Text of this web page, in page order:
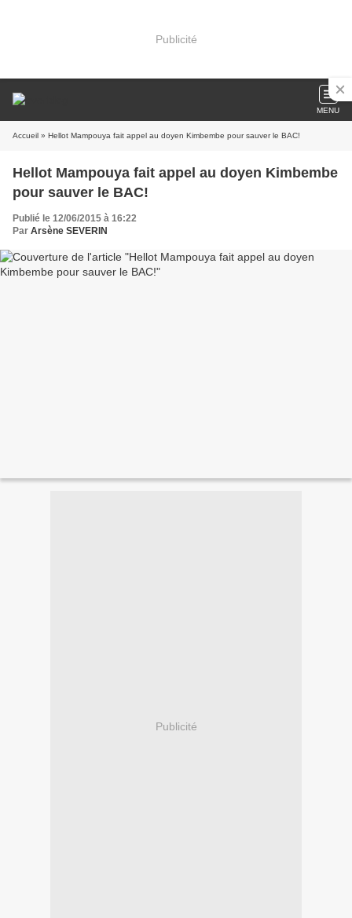
Publicité
MENU
Accueil » Hellot Mampouya fait appel au doyen Kimbembe pour sauver le BAC!
Hellot Mampouya fait appel au doyen Kimbembe
pour sauver le BAC!
Publié le 12/06/2015 à 16:22
Par Arsène SEVERIN
Publicité